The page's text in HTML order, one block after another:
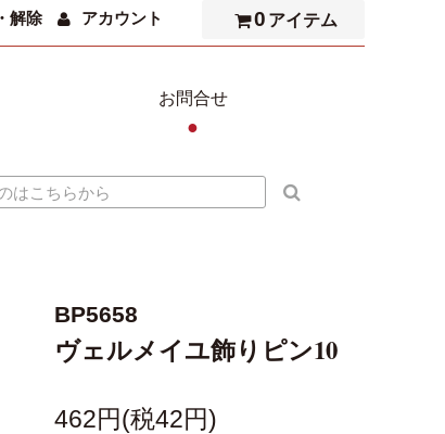
解除 アカウント 0 アイテム
お問合せ
●
BP5658
ヴェルメイユ飾りピン10
462円(税42円)